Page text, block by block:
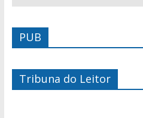
PUB
Tribuna do Leitor